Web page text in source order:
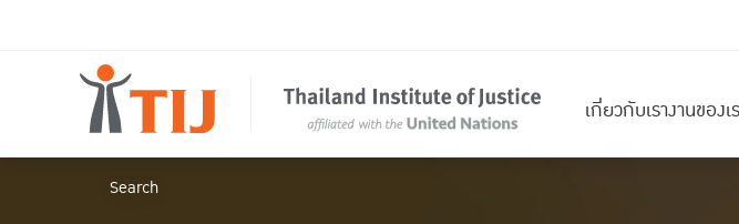
เกี่ยวกับเรางานของเ
Search